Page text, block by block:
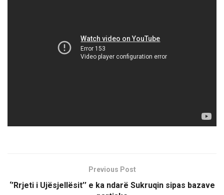
Previous Post
‘’Rrjeti i Ujësjellësit’’ e ka ndarë Sukruqin sipas bazave